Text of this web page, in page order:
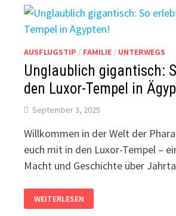
TEMPEL
DER
PHARAONEN
|
MIT
DEUTSCHER
TONSPUR
AUSFLUGSTIP / FAMILIE/ UNTERWEGS
Unglaublich gigantisch:
den Luxor-Tempel in
September 3, 2025
Willkommen in der Welt der
euch mit in den Luxor-Tempel –
Macht und Geschichte über
GIGANTISCH:
SO
WEITERLESEN